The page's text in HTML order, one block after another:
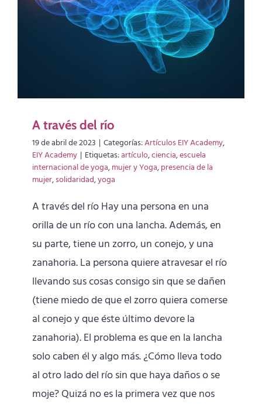
A través del río
19 de abril de 2023 | Categorías:Artículos EIY Academy,
EIY Academy | Etiquetas:artículo,ciencia,escuela
internacional de yoga,mujer y Yoga,presencia de la
mujer,solidaridad,yoga
A través del río Hay una persona en una
orilla de un río con una lancha. Además, en
su parte, tiene un zorro, un conejo, y una
zanahoria. La persona quiere atravesar el río
llevando sus cosas consigo sin que se dañen
(tiene miedo de que el zorro quiera comerse
al conejo y que éste último devore la
zanahoria). El problema es que en la lancha
solo caben él y algo más. ¿Cómo lleva todo
al otro lado del río sin que haya daños o se
moje? Quizá no es la primera vez que nos